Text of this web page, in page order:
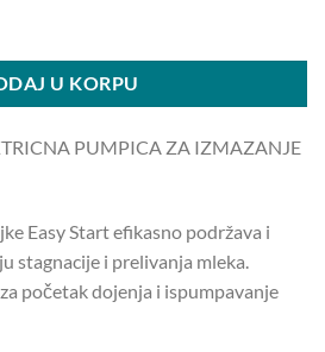
U KORPU
PUMPICA ZA IZMAZANJE
Easy Start efikasno podržava i
stagnacije i prelivanja mleka.
početak dojenja i ispumpavanje